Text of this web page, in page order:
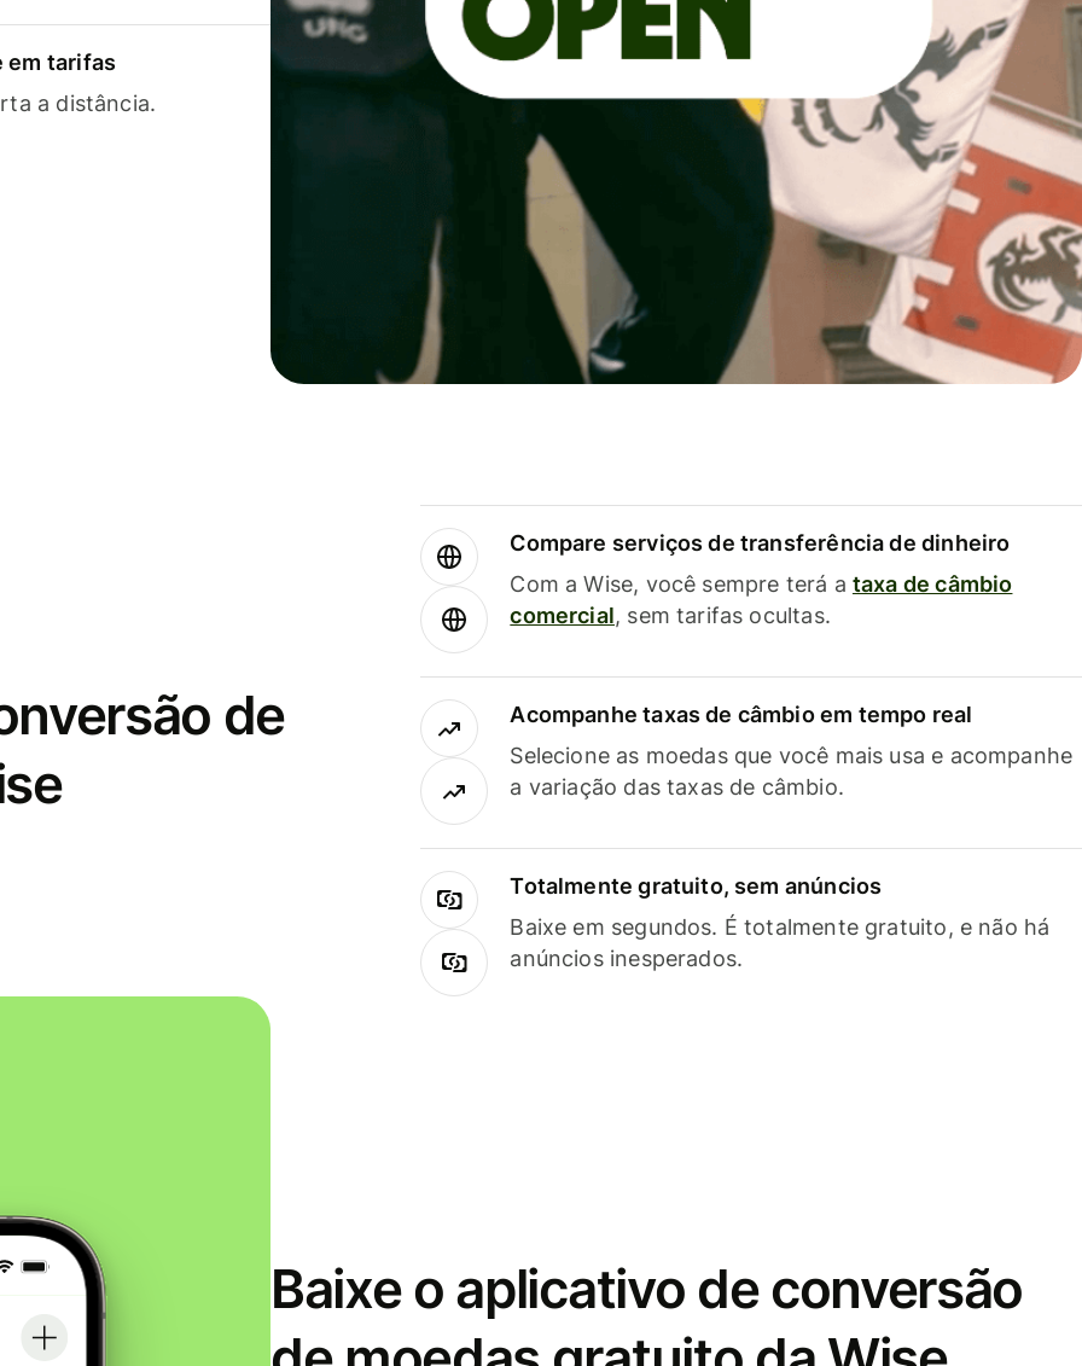
em tarifas
a distância.
de
Compare serviços de transferência de dinheiro
Com a Wise, você sempre terá a taxa de câmbio
comercial, sem tarifas ocultas.
Acompanhe taxas de câmbio em tempo real
Selecione as moedas que você mais usa e acompanhe
a variação das taxas de câmbio.
Totalmente gratuito, sem anúncios
Baixe em segundos. É totalmente gratuito, e não há
anúncios inesperados.
Baixe o aplicativo de conversão